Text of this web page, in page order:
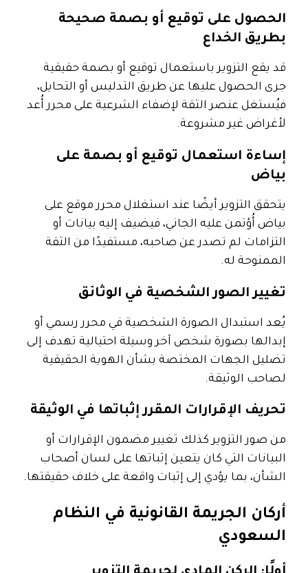
الحصول على توقيع أو بصمة صحيحة
بطريق الخداع
قد يقع التزوير باستعمال توقيع أو بصمة حقيقية
جرى الحصول عليها عن طريق التدليس أو التحايل،
فيُستغل عنصر الثقة لإضفاء الشرعية على محرر أُعد
لأغراض غير مشروعة.
إساءة استعمال توقيع أو بصمة على
بياض
يتحقق التزوير أيضًا عند استغلال محرر موقع على
بياض أُؤتمن عليه الجاني، فيضيف إليه بيانات أو
التزامات لم تصدر عن صاحبه، مستفيدًا من الثقة
الممنوحة له.
تغيير الصور الشخصية في الوثائق
يُعد استبدال الصورة الشخصية في محرر رسمي أو
إبدالها بصورة شخص آخر وسيلة احتيالية تهدف إلى
تضليل الجهات المختصة بشأن الهوية الحقيقية
لصاحب الوثيقة.
تحريف الإقرارات المقرر إثباتها في الوثيقة
من صور التزوير كذلك تغيير مضمون الإقرارات أو
البيانات التي كان يتعين إثباتها على لسان أصحاب
الشأن، بما يؤدي إلى إثبات واقعة على خلاف حقيقتها.
أركان الجريمة القانونية في النظام
السعودي